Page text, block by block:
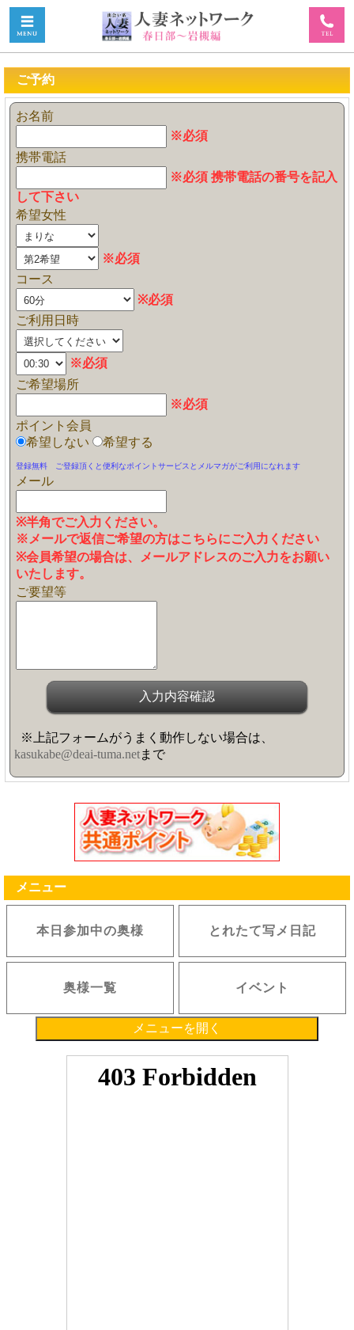
ご予約
お名前
※必須
携帯電話
※必須 携帯電話の番号を記入
して下さい
希望女性
※必須
コース
※必須
ご利用日時
※必須
ご希望場所
※必須
ポイント会員
希望しない
希望する
登録無料 ご登録頂くと便利なポイントサービスとメルマガがご利用になれます
メール
※半角でご入力ください。
※メールで返信ご希望の方はこちらにご入力ください
※会員希望の場合は、メールアドレスのご入力をお願い
いたします。
ご要望等
※上記フォームがうまく動作しない場合は、
kasukabe@deai-tuma.netまで
メニュー
本日参加中の奥様 とれたて写メ日記
奥様一覧 イベント
メニューを開く